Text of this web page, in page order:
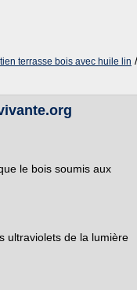
terrasse bois avec huile lin /
le bois soumis aux
ultraviolets de la lumière